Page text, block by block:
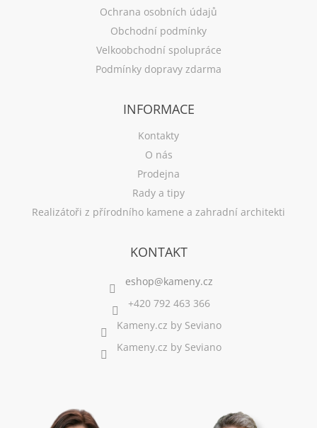
Ochrana osobních údajů
Obchodní podmínky
Velkoobchodní spolupráce
Podmínky dopravy zdarma
INFORMACE
Kontakty
O nás
Prodejna
Rady a tipy
Realizátoři z přírodního kamene a zahradní architekti
KONTAKT
+420 792 463 366
Kameny.cz by Seviano
Kameny.cz by Seviano